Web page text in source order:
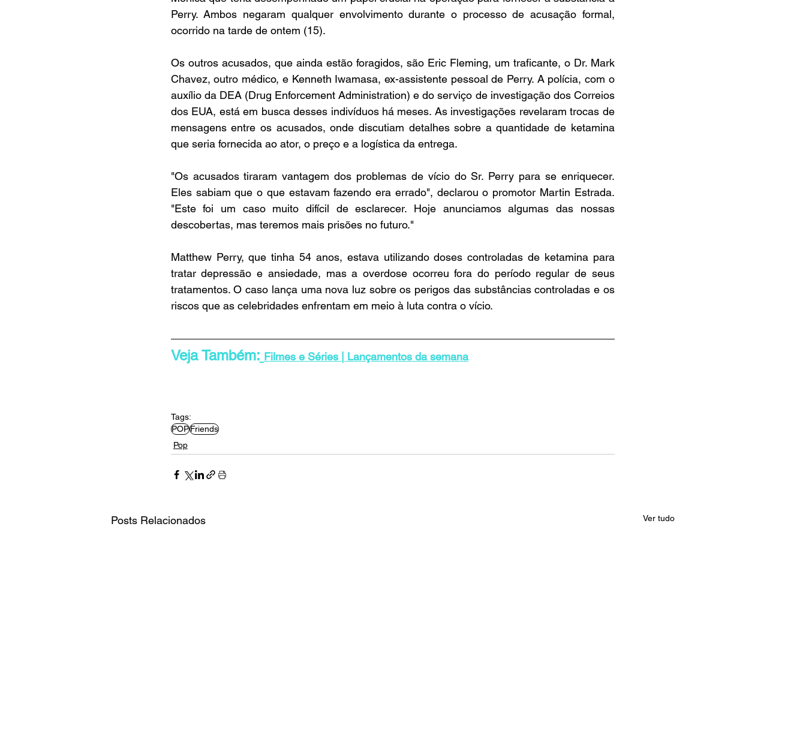
Perry. Ambos negaram qualquer envolvimento durante o processo de acusação formal,
ocorrido na tarde de ontem (15).
Os outros acusados, que ainda estão foragidos, são Eric Fleming, um traficante, o Dr. Mark
Chavez, outro médico, e Kenneth Iwamasa, ex-assistente pessoal de Perry. A polícia, com o
auxílio da DEA (Drug Enforcement Administration) e do serviço de investigação dos Correios
dos EUA, está em busca desses indivíduos há meses. As investigações revelaram trocas de
mensagens entre os acusados, onde discutiam detalhes sobre a quantidade de ketamina
que seria fornecida ao ator, o preço e a logística da entrega.
"Os acusados tiraram vantagem dos problemas de vício do Sr. Perry para se enriquecer.
Eles sabiam que o que estavam fazendo era errado", declarou o promotor Martin Estrada.
"Este foi um caso muito difícil de esclarecer. Hoje anunciamos algumas das nossas
descobertas, mas teremos mais prisões no futuro."
Matthew Perry, que tinha 54 anos, estava utilizando doses controladas de ketamina para
tratar depressão e ansiedade, mas a overdose ocorreu fora do período regular de seus
tratamentos. O caso lança uma nova luz sobre os perigos das substâncias controladas e os
riscos que as celebridades enfrentam em meio à luta contra o vício.
Veja Também: Filmes e Séries | Lançamentos da semana
Tags:
POPFriends
Pop
Posts Relacionados Ver tudo